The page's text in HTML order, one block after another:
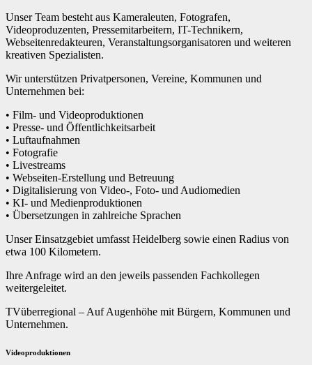
Unser Team besteht aus Kameraleuten, Fotografen,
Videoproduzenten, Pressemitarbeitern, IT-Technikern,
Webseitenredakteuren, Veranstaltungsorganisatoren und weiteren
kreativen Spezialisten.
Wir unterstützen Privatpersonen, Vereine, Kommunen und
Unternehmen bei:
• Film- und Videoproduktionen
• Presse- und Öffentlichkeitsarbeit
• Luftaufnahmen
• Fotografie
• Livestreams
• Webseiten-Erstellung und Betreuung
• Digitalisierung von Video-, Foto- und Audiomedien
• KI- und Medienproduktionen
• Übersetzungen in zahlreiche Sprachen
Unser Einsatzgebiet umfasst Heidelberg sowie einen Radius von
etwa 100 Kilometern.
Ihre Anfrage wird an den jeweils passenden Fachkollegen
weitergeleitet.
TVüberregional – Auf Augenhöhe mit Bürgern, Kommunen und
Unternehmen.
Videoproduktionen